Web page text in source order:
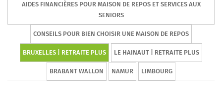
AIDES FINANCIÈRES POUR MAISON DE REPOS ET SERVICES AUX
SENIORS
CONSEILS POUR BIEN CHOISIR UNE MAISON DE REPOS
BRUXELLES | RETRAITE PLUS LE HAINAUT | RETRAITE PLUS
BRABANT WALLON NAMUR LIMBOURG